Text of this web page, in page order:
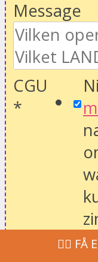
Message
CGU
*
‍👩‍⚕ FÅ